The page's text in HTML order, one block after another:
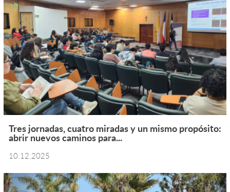
Tres jornadas, cuatro miradas y un mismo propósito:
abrir nuevos caminos para...
10.12.2025